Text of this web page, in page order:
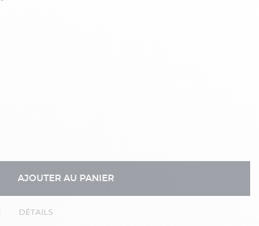
AJOUTER AU PANIER
DÉTAILS